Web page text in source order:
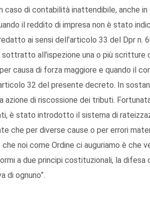
caso di contabilità inattendibile, anche
il reddito di impresa non è stato
ai sensi dell’articolo 33 del Dpr
sottratto all’ispezione una o più
causa di forza maggiore e quando il
32 del presente decreto. In
azione di riscossione dei tributi.
è stato introdotto il sistema di
che per diverse cause o per errori
che noi come Ordine ci auguriamo è
a due principi costituzionali, la
di ognuno”.